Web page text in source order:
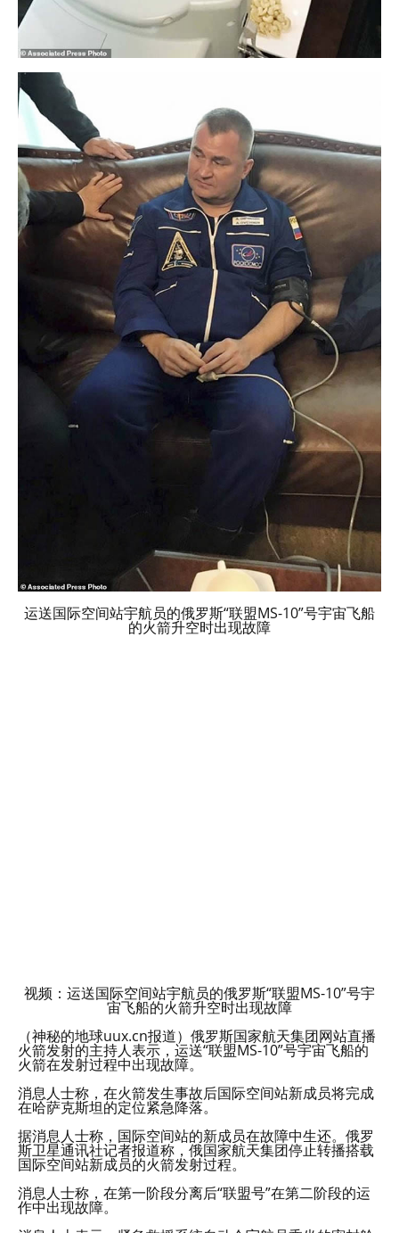
运送国际空间站宇航员的俄罗斯“联盟MS-10”号宇宙飞船
的火箭升空时出现故障
视频：运送国际空间站宇航员的俄罗斯“联盟MS-10”号宇
宙飞船的火箭升空时出现故障
（神秘的地球uux.cn报道）俄罗斯国家航天集团网站直播
火箭发射的主持人表示，运送“联盟MS-10”号宇宙飞船的
火箭在发射过程中出现故障。
消息人士称，在火箭发生事故后国际空间站新成员将完成
在哈萨克斯坦的定位紧急降落。
据消息人士称，国际空间站的新成员在故障中生还。俄罗
斯卫星通讯社记者报道称，俄国家航天集团停止转播搭载
国际空间站新成员的火箭发射过程。
消息人士称，在第一阶段分离后“联盟号”在第二阶段的运
作中出现故障。